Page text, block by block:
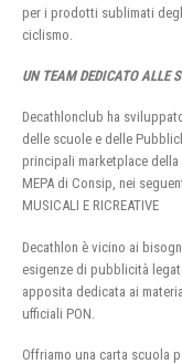
per i prodotti sublimati
ciclismo.
UN TEAM DEDICATO ALLE
Decathlonclub ha
delle scuole e delle
principali marketplace
MEPA di Consip, nei
MUSICALI E RICREATIVE
Decathlon è vicino ai
esigenze di pubblicità
apposita dedicata ai
ufficiali PON.
Offriamo una carta scuola